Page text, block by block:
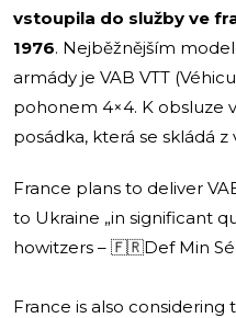
vstoupila do služby ve
1976. Nejběžnějším
armády je VAB VTT
pohonem 4×4. K obsluze
posádka, která se skládá
France plans to deliver
to Ukraine „in significant
howitzers – 🇫🇷Def Min
France is also